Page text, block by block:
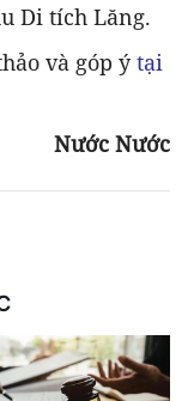
Di tích Lăng.
và góp ýtại
Nước Nước